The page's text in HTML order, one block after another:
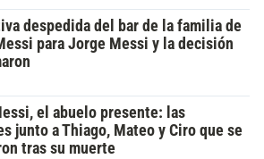
despedida del bar de la familia de
para Jorge Messi y la decisión
el abuelo presente: las
junto a Thiago, Mateo y Ciro que se
tras su muerte